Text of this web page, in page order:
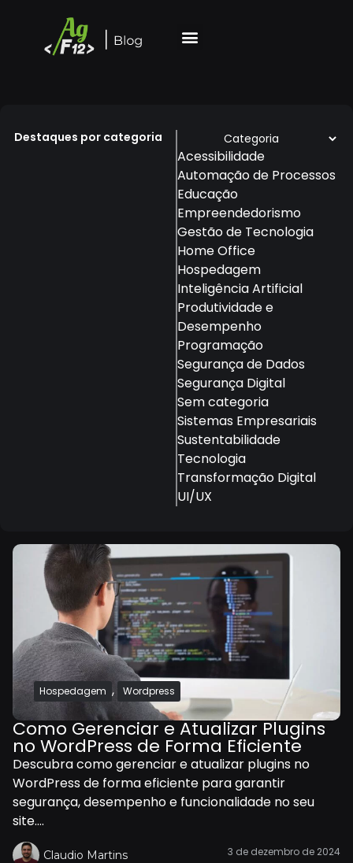
Destaques por categoria
Acessibilidade
Automação de Processos
Educação
Empreendedorismo
Gestão de Tecnologia
Home Office
Hospedagem
Inteligência Artificial
Produtividade e
Desempenho
Programação
Segurança de Dados
Segurança Digital
Sem categoria
Sistemas Empresariais
Sustentabilidade
Tecnologia
Transformação Digital
UI/UX
Hospedagem , Wordpress
Como Gerenciar e Atualizar Plugins
no WordPress de Forma Eficiente
Descubra como gerenciar e atualizar plugins no
WordPress de forma eficiente para garantir
segurança, desempenho e funcionalidade no seu
site....
Claudio Martins 3 de dezembro de 2024